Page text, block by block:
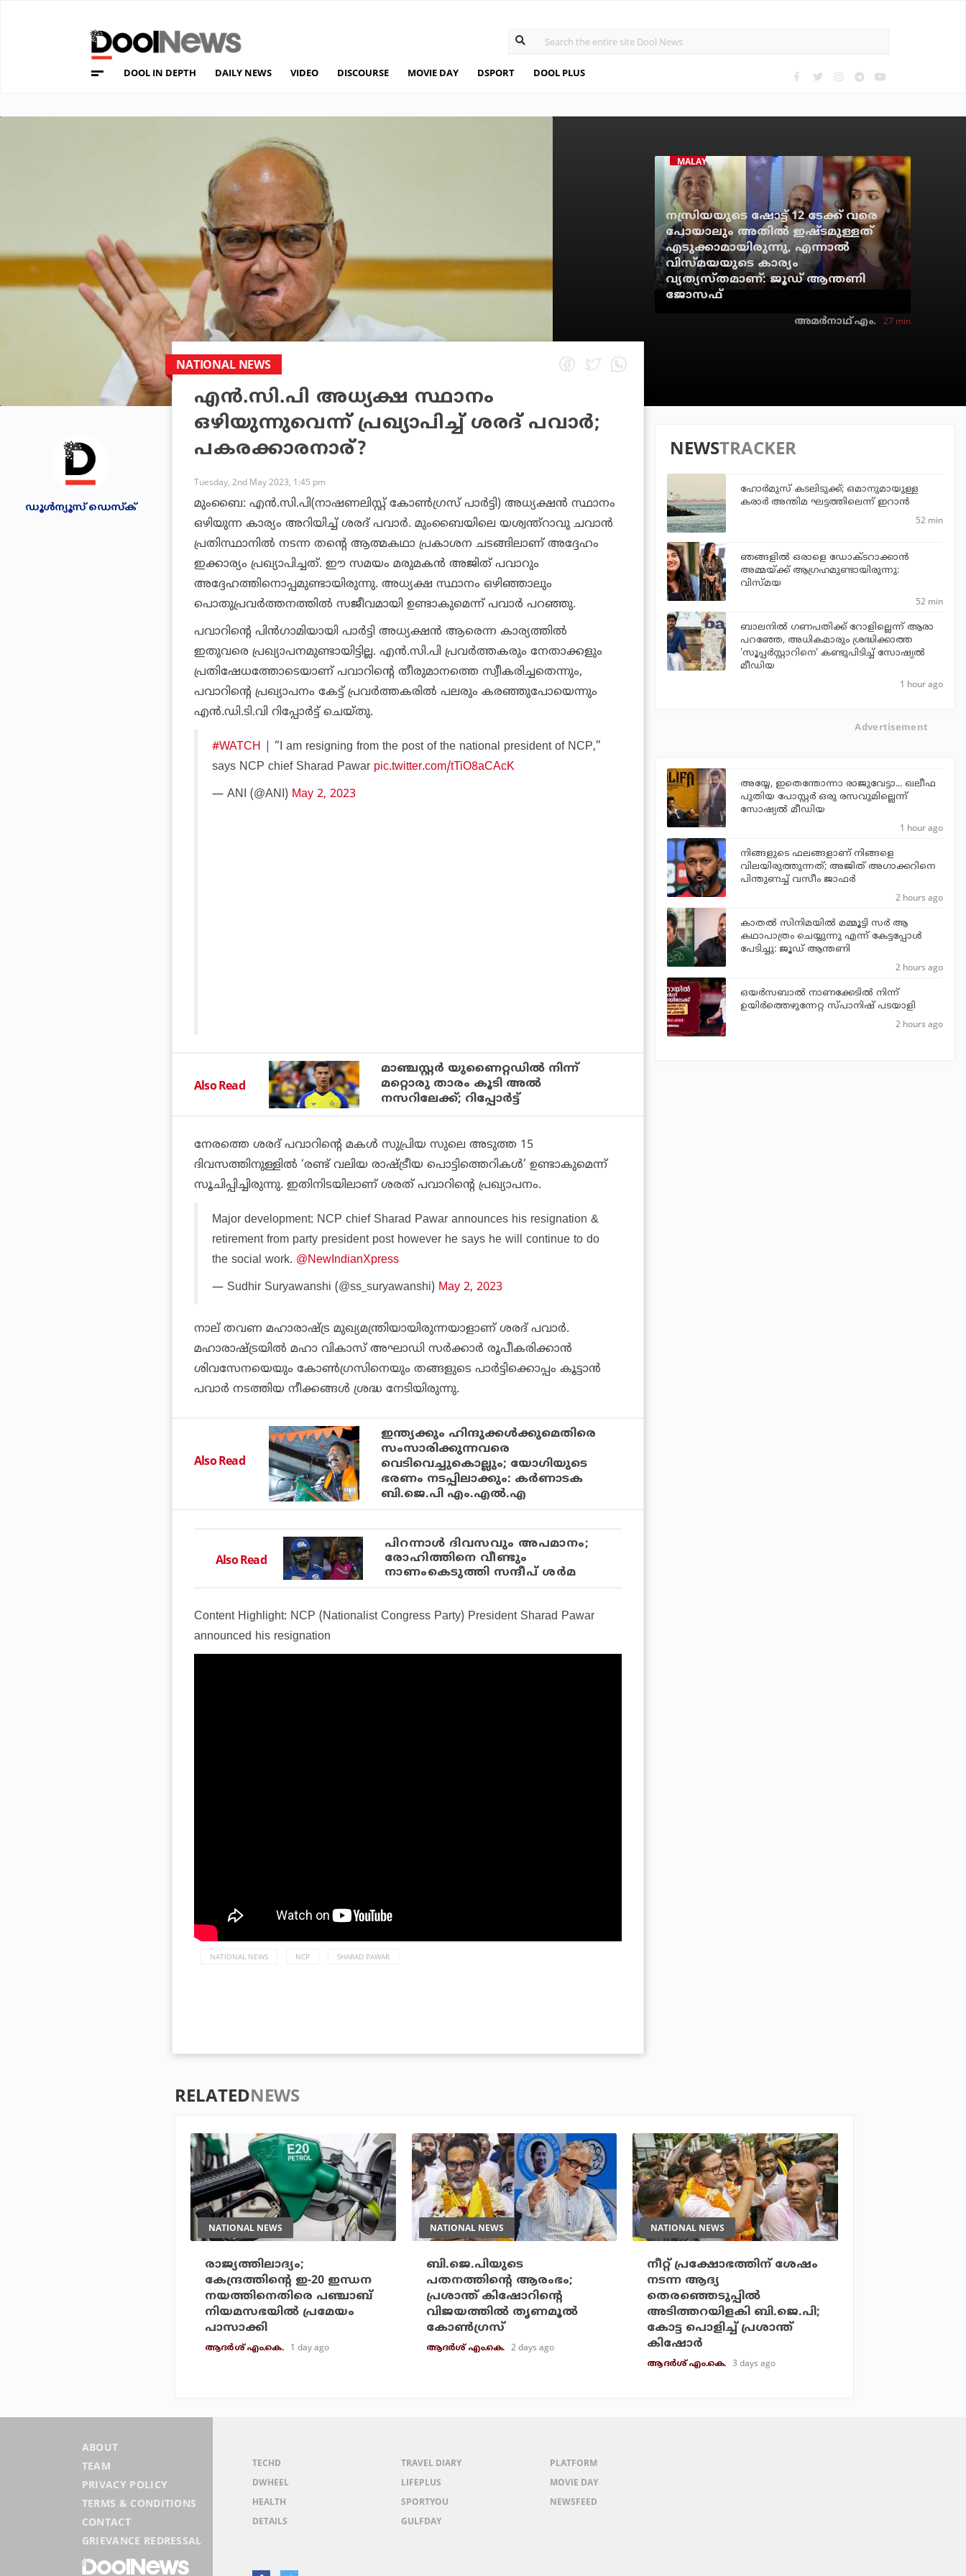
DOOL IN DEPTH DAILY NEWS VIDEO DISCOURSE MOVIE DAY DSPORT DOOL PLUS
MALAYALAM CINEMA
നസ്രിയയുടെ ഷോട്ട് 12 ടേക്ക് വരെ
പോയാലും അതില്‍ ഇഷ്ടമുള്ളത്
എടുക്കാമായിരുന്നു, എന്നാല്‍
വിസ്മയയുടെ കാര്യം
വ്യത്യസ്തമാണ്: ജൂഡ് ആന്തണി
ജോസഫ്
അമര്‍നാഥ് എം. 27 min
ഡൂള്‍ന്യൂസ് ഡെസ്‌ക്
NATIONAL NEWS
എന്‍.സി.പി അധ്യക്ഷ സ്ഥാനം
ഒഴിയുന്നുവെന്ന് പ്രഖ്യാപിച്ച് ശരദ് പവാര്‍;
പകരക്കാരനാര്?
Tuesday, 2nd May 2023, 1:45 pm
മുംബൈ: എന്‍.സി.പി(നാഷണലിസ്റ്റ് കോണ്‍ഗ്രസ് പാര്‍ട്ടി) അധ്യക്ഷന്‍ സ്ഥാനം
ഒഴിയുന്ന കാര്യം അറിയിച്ച് ശരദ് പവാര്‍. മുംബൈയിലെ യശ്വന്ത്‌റാവു ചവാന്‍
പ്രതിസ്ഥാനില്‍ നടന്ന തന്റെ ആത്മകഥാ പ്രകാശന ചടങ്ങിലാണ് അദ്ദേഹം
ഇക്കാര്യം പ്രഖ്യാപിച്ചത്. ഈ സമയം മരുമകന്‍ അജിത് പവാറും
അദ്ദേഹത്തിനൊപ്പമുണ്ടായിരുന്നു. അധ്യക്ഷ സ്ഥാനം ഒഴിഞ്ഞാലും
പൊതുപ്രവര്‍ത്തനത്തില്‍ സജീവമായി ഉണ്ടാകുമെന്ന് പവാര്‍ പറഞ്ഞു.
പവാറിന്റെ പിന്‍ഗാമിയായി പാര്‍ട്ടി അധ്യക്ഷന്‍ ആരെന്ന കാര്യത്തില്‍
ഇതുവരെ പ്രഖ്യാപനമുണ്ടായിട്ടില്ല. എന്‍.സി.പി പ്രവര്‍ത്തകരും നേതാക്കളും
പ്രതിഷേധത്തോടെയാണ് പവാറിന്റെ തീരുമാനത്തെ സ്വീകരിച്ചതെന്നും,
പവാറിന്റെ പ്രഖ്യാപനം കേട്ട് പ്രവര്‍ത്തകരില്‍ പലരും കരഞ്ഞുപോയെന്നും
എന്‍.ഡി.ടി.വി റിപ്പോര്‍ട്ട് ചെയ്തു.
#WATCH | “I am resigning from the post of the national president of NCP,”
says NCP chief Sharad Pawar pic.twitter.com/tTiO8aCAcK
— ANI (@ANI) May 2, 2023
Also Read
മാഞ്ചസ്റ്റര്‍ യുണൈറ്റഡില്‍ നിന്ന്
മറ്റൊരു താരം കൂടി അല്‍
നസറിലേക്ക്; റിപ്പോര്‍ട്ട്
നേരത്തെ ശരദ് പവാറിന്റെ മകള്‍ സുപ്രിയ സുലെ അടുത്ത 15
ദിവസത്തിനുള്ളില്‍ ‘രണ്ട് വലിയ രാഷ്ട്രീയ പൊട്ടിത്തെറികള്‍’ ഉണ്ടാകുമെന്ന്
സൂചിപ്പിച്ചിരുന്നു. ഇതിനിടയിലാണ് ശരത് പവാറിന്റെ പ്രഖ്യാപനം.
Major development: NCP chief Sharad Pawar announces his resignation &
retirement from party president post however he says he will continue to do
the social work. @NewIndianXpress
— Sudhir Suryawanshi (@ss_suryawanshi) May 2, 2023
നാല് തവണ മഹാരാഷ്ട്ര മുഖ്യമന്ത്രിയായിരുന്നയാളാണ് ശരദ് പവാര്‍.
മഹാരാഷ്ട്രയില്‍ മഹാ വികാസ് അഘാഡി സര്‍ക്കാര്‍ രൂപീകരിക്കാന്‍
ശിവസേനയെയും കോണ്‍ഗ്രസിനെയും തങ്ങളുടെ പാര്‍ട്ടിക്കൊപ്പം കൂട്ടാന്‍
പവാര്‍ നടത്തിയ നീക്കങ്ങള്‍ ശ്രദ്ധ നേടിയിരുന്നു.
Also Read
ഇന്ത്യക്കും ഹിന്ദുക്കള്‍ക്കുമെതിരെ
സംസാരിക്കുന്നവരെ
വെടിവെച്ചുകൊല്ലും; യോഗിയുടെ
ഭരണം നടപ്പിലാക്കും: കര്‍ണാടക
ബി.ജെ.പി എം.എല്‍.എ
Also Read
പിറന്നാള്‍ ദിവസവും അപമാനം;
രോഹിത്തിനെ വീണ്ടും
നാണംകെടുത്തി സന്ദീപ് ശര്‍മ
Content Highlight: NCP (Nationalist Congress Party) President Sharad Pawar
announced his resignation
NATIONAL NEWS NCP SHARAD PAWAR
NEWSTRACKER
ഹോര്‍മുസ് കടലിടുക്ക്; ഒമാനുമായുള്ള
കരാര്‍ അന്തിമ ഘട്ടത്തിലെന്ന് ഇറാന്‍
52 min
ഞങ്ങളിൽ ഒരാളെ ഡോക്‌ടറാക്കാൻ
അമ്മയ്ക്ക് ആഗ്രഹമുണ്ടായിരുന്നു:
വിസ്മയ
52 min
ബാലനില്‍ ഗണപതിക്ക് റോളില്ലെന്ന് ആരാ
പറഞ്ഞേ, അധികമാരും ശ്രദ്ധിക്കാത്ത
'സൂപ്പര്‍സ്റ്റാറിനെ' കണ്ടുപിടിച്ച് സോഷ്യല്‍
മീഡിയ
1 hour ago
Advertisement
അയ്യേ, ഇതെന്തോന്നാ രാജുവേട്ടാ... ഖലീഫ
പുതിയ പോസ്റ്റര്‍ ഒരു രസവുമില്ലെന്ന്
സോഷ്യല്‍ മീഡിയ
1 hour ago
നിങ്ങളുടെ ഫലങ്ങളാണ് നിങ്ങളെ
വിലയിരുത്തുന്നത്; അജിത് അഗാക്കറിനെ
പിന്തുണച്ച് വസീം ജാഫര്‍
2 hours ago
കാതൽ സിനിമയിൽ മമ്മൂട്ടി സർ ആ
കഥാപാത്രം ചെയ്യുന്നു എന്ന് കേട്ടപ്പോൾ
പേടിച്ചു: ജൂഡ് ആന്തണി
2 hours ago
ഒയര്‍സബാൽ നാണക്കേടിൽ നിന്ന്
ഉയിർത്തെഴുന്നേറ്റ സ്പാനിഷ് പടയാളി
2 hours ago
RELATEDNEWS
NATIONAL NEWS
രാജ്യത്തിലാദ്യം;
കേന്ദ്രത്തിന്റെ ഇ-20 ഇന്ധന
നയത്തിനെതിരെ പഞ്ചാബ്
നിയമസഭയില്‍ പ്രമേയം
പാസാക്കി
ആദർശ് എം.കെ. 1 day ago
NATIONAL NEWS
ബി.ജെ.പിയുടെ
പതനത്തിന്റെ ആരംഭം;
പ്രശാന്ത് കിഷോറിന്റെ
വിജയത്തില്‍ തൃണമൂല്‍
കോണ്‍ഗ്രസ്
ആദർശ് എം.കെ. 2 days ago
NATIONAL NEWS
നീറ്റ് പ്രക്ഷോഭത്തിന് ശേഷം
നടന്ന ആദ്യ
തെരഞ്ഞെടുപ്പില്‍
അടിത്തറയിളകി ബി.ജെ.പി;
കോട്ട പൊളിച്ച് പ്രശാന്ത്
കിഷോര്‍
ആദർശ് എം.കെ. 3 days ago
ABOUT
TEAM
PRIVACY POLICY
TERMS & CONDITIONS
CONTACT
GRIEVANCE REDRESSAL
TECHD
DWHEEL
HEALTH
DETAILS
TRAVEL DIARY
LIFEPLUS
SPORTYOU
GULFDAY
PLATFORM
MOVIE DAY
NEWSFEED